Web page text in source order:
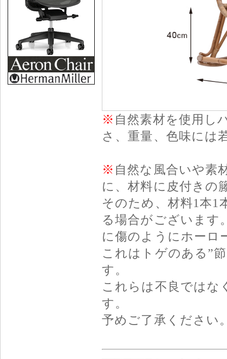
※ 自然素材を使用し
さ、重量、色味には
※ 自然な風合いや素
に、材料に皮付きの
そのため、材料1本1
る場合がございます
に傷のようにホーロ
これはトゲのある”
す。
これらは不良ではな
す。
予めご了承ください